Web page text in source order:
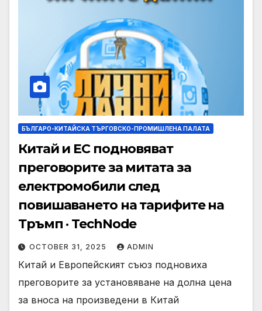
БЪЛГАРО-КИТАЙСКА ТЪРГОВСКО-ПРОМИШЛЕНА ПАЛАТА
Китай и ЕС подновяват
преговорите за митата за
електромобили след
повишаването на тарифите на
Тръмп · TechNode
OCTOBER 31, 2025 ADMIN
Китай и Европейският съюз подновиха
преговорите за установяване на долна цена
за вноса на произведени в Китай